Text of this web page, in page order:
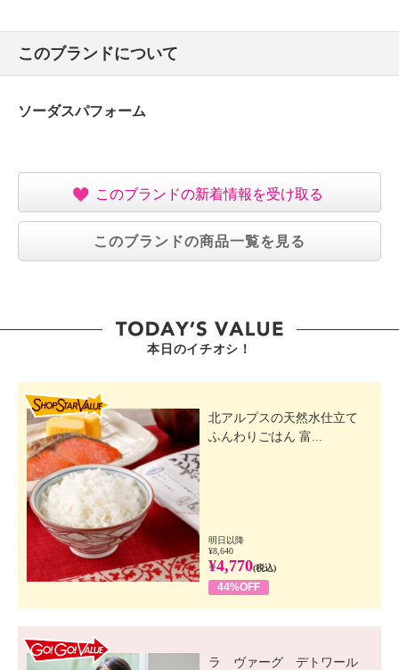
【使用上の注意事項】
＜エアゾール製品＞
・国内線であれば、機内持ち込み（０．５リットル以
※国際線については、外国当局の規制により規制
・製品表示あり
・１回使用量：＜通常（洗顔・頭皮の洗浄）＞適量
＜フェイスパック＞直径約５ｃｍ
※ソーダスパフォームプレミアムＶＤ：パッケージ表
このブランドについて
ソーダスパフォーム
このブランドの新着情報を受け取る
このブランドの商品一覧を見る
本日のイチオシ！
北アルプスの天然水仕立て
ふんわりごはん 富...
明日以降
¥8,640
¥4,770(税込)
44%OFF
ラ ヴァーグ デトワール